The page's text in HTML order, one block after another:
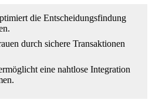
die Entscheidungsfindung
durch sichere Transaktionen
eine nahtlose Integration